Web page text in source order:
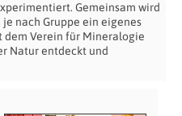
Gemeinsam wird
nach Gruppe ein eigenes
dem Verein für Mineralogie
Natur entdeckt und